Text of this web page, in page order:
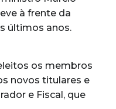
à frente da
últimos anos.
os membros
novos titulares e
e Fiscal, que